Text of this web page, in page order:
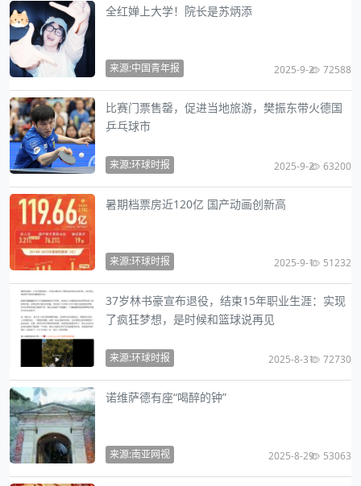
全红婵上大学！院长是苏炳添
来源:中国青年报 2025-9-2 72588
比赛门票售罄，促进当地旅游，樊振东带火德国
乒乓球市
来源:环球时报 2025-9-2 63200
暑期档票房近120亿 国产动画创新高
来源:环球时报 2025-9-1 51232
37岁林书豪宣布退役，结束15年职业生涯：实现
了疯狂梦想，是时候和篮球说再见
来源:环球时报 2025-8-31 72730
诺维萨德有座“喝醉的钟”
来源:南亚网视 2025-8-29 53063